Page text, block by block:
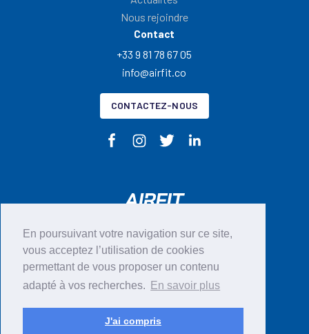
En poursuivant votre navigation sur ce site,
vous acceptez l’utilisation de cookies
permettant de vous proposer un contenu
adapté à vos recherches.
En savoir plus
J'ai compris
Nous rejoindre
Contact
+33 9 81 78 67 05
info@airfit.co
CONTACTEZ-NOUS
CGU
Mentions légales
RGPD